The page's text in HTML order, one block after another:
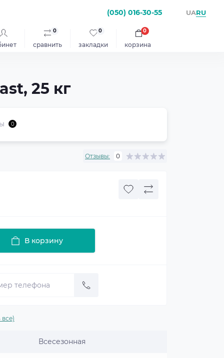
(050) 016-30-55 UARU
сравнить
0
закладки
0
корзина
0
25 кг
0
Отзывы: 0
В корзину
Всесезонная